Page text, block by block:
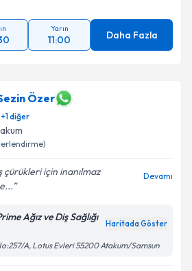
Yarın
11:00 Daha Fazla
Özer
+1diğer
çürükleri için inanılmaz
Devamı
Ağız ve Diş Sağlığı
Haritada Göster
A, Lotus Evleri 55200 Atakum/Samsun